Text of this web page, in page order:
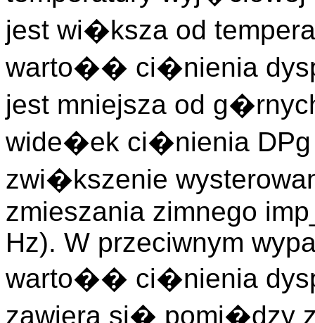
jest wi�ksza od
warto�� ci�nienia
jest mniejsza od
wide�ek ci�nienia
zwi�kszenie
zmieszania zimnego
Hz). W przeciwnym
warto�� ci�nienia
zawiera si� pomi�dzy